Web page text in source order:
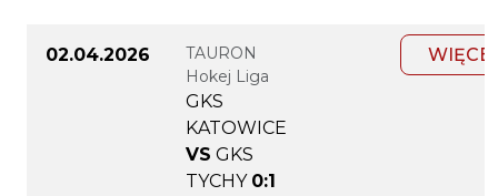
02.04.2026
TAURON
Hokej Liga
GKS
KATOWICE
VS GKS
TYCHY 0:1